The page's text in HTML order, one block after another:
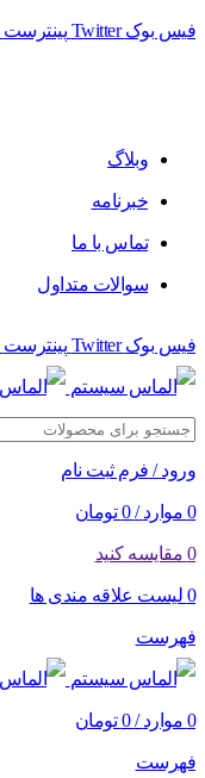
فیس بوک Twitter پینترست
وبلاگ
خبرنامه
تماس با ما
سوالات متداول
فیس بوک Twitter پینترست
ورود / فرم ثبت نام
0 موارد /
0 تومان
0 مقایسه کنید
0 لیست علاقه مندی ها
فهرست
0 موارد /
0 تومان
فهرست